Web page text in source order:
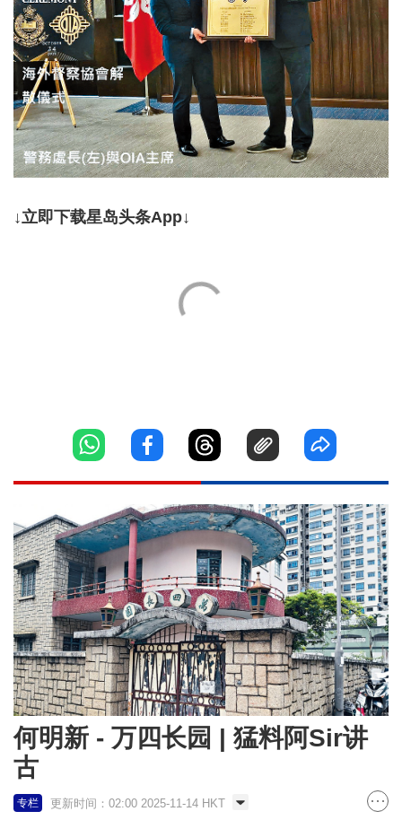
↓立即下载星岛头条App↓
何明新 - 万四长园 | 猛料阿Sir讲
古
专栏 更新时间：02:00 2025-11-14 HKT